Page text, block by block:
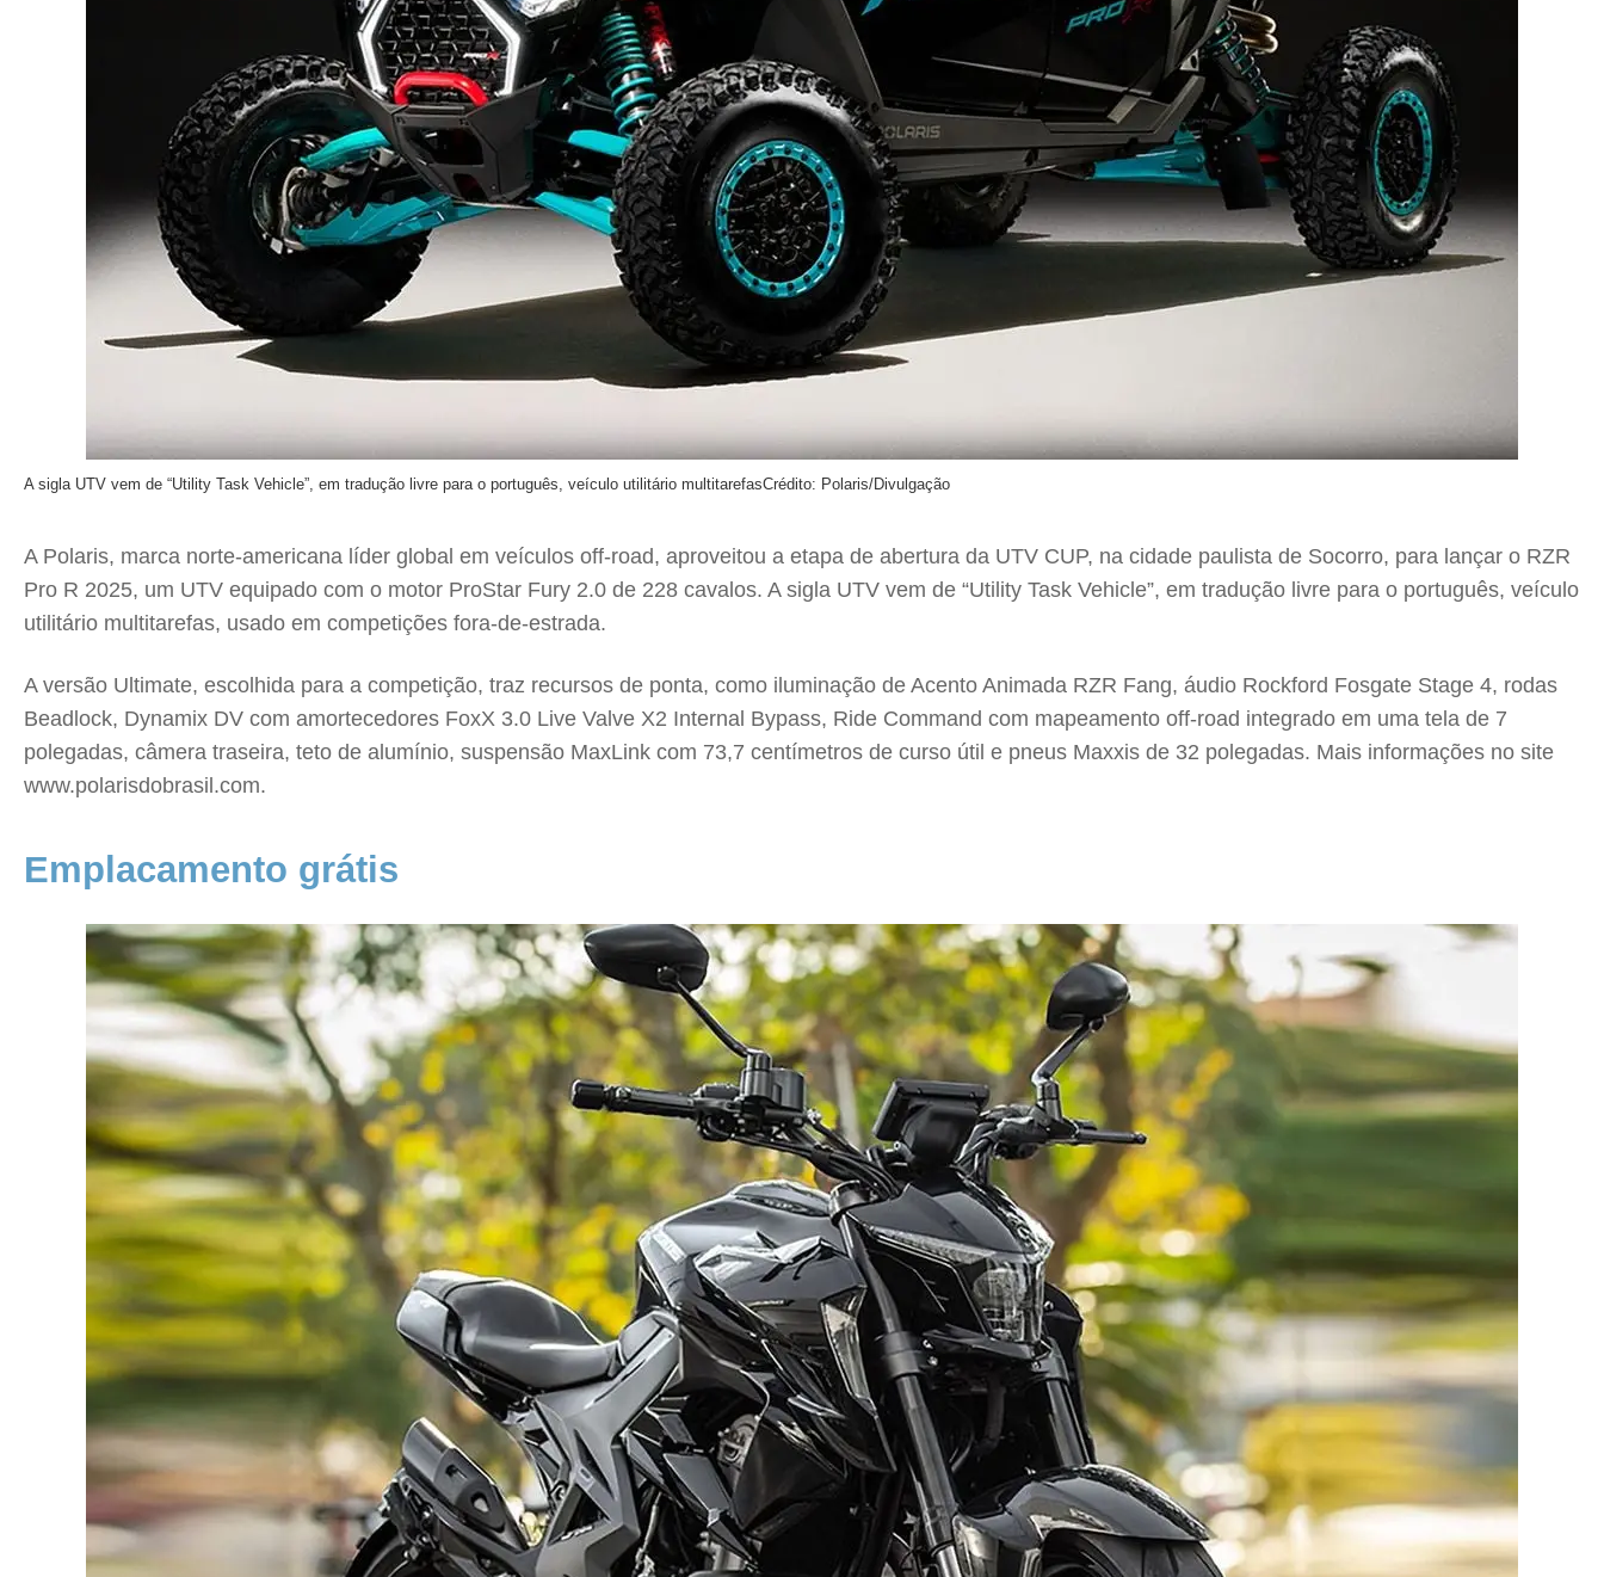
A sigla UTV vem de “Utility Task Vehicle”, em tradução livre para o português, veículo utilitário multitarefasCrédito: Polaris/Divulgação
A Polaris, marca norte-americana líder global em veículos off-road, aproveitou a etapa de abertura da UTV CUP, na cidade paulista de Socorro, para lançar o RZR
Pro R 2025, um UTV equipado com o motor ProStar Fury 2.0 de 228 cavalos. A sigla UTV vem de “Utility Task Vehicle”, em tradução livre para o português, veículo
utilitário multitarefas, usado em competições fora-de-estrada.
A versão Ultimate, escolhida para a competição, traz recursos de ponta, como iluminação de Acento Animada RZR Fang, áudio Rockford Fosgate Stage 4, rodas
Beadlock, Dynamix DV com amortecedores FoxX 3.0 Live Valve X2 Internal Bypass, Ride Command com mapeamento off-road integrado em uma tela de 7
polegadas, câmera traseira, teto de alumínio, suspensão MaxLink com 73,7 centímetros de curso útil e pneus Maxxis de 32 polegadas. Mais informações no site
www.polarisdobrasil.com.
Emplacamento grátis